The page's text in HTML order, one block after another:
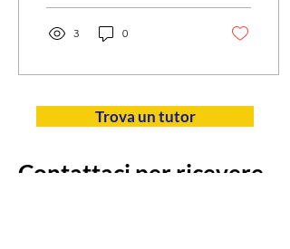
3 0
Trova un tutor
Contattaci per ricevere